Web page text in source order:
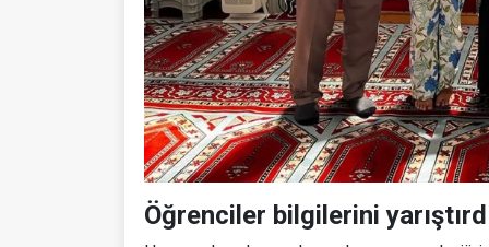
Öğrenciler bilgilerini